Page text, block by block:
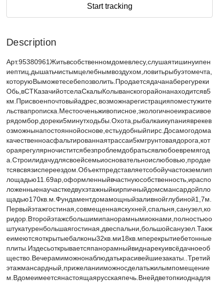
Start tracking
Description
Арт.95380961Житьвсобственномдомевлесу,слушаятишинуипен
иептиц,дышатьчистымцелебнымвоздухом,ловитьрыбуэтомечта,
которуюВыможетесебепозволить.Продаетсядачанабeрегуреки
Обь,вСТКазачийотселаСкалыКолыванскогорайонанаходитсяв5
км.Присвоенпочтовыйадрес,возможнарегистрацияпоместужите
льствапрописка.Местооченьживописное,экологичноеикрасивое
рядомбор,дореки5минутходьбы.Охота,рыбалкаикупанияврекев
озможнынапостояннойоснове,естьудобныйпирс.Досамогодома
качественноасфальтированнаятрассаи5кмгрунтоваядорога,кот
ораярегулярночиститсябезпроблемдобратьсявлюбоевремягод
а.Строилидачудлясвоейсемьиосновательноислюбовью,продае
тсявсвязиспереездом.Объектпредставляетсобойучастокземлип
лощадью11.69ар,оформленныйвчастнуюсобственность,ираспо
ложенныенаучасткедвухэтажныйкирпичныйдомсмансардойпло
щадью170кв.м.Фундаментдомамощныйзаливнойглубиной1,7м.
Первыйэтажгостиная,совмещеннаяскухней,спальня,санузел,ко
ридор.Второйэтажcбольшимипaнopaмнымиoкнaми,полностьюо
штукатуренбольшаягостиная,двеспальни,большойсанузел.Такж
еимеютсяоткрытыебалконы32кв.ми18кв.мперекрытиебетонные
плиты.Издесьоткрываетсяпанорамныйвиднарекуивсёдачноеоб
щество.Вечерамиможнонаблюдатькрасивейшиезакаты..Третий
этажмансардный,прижеланииможносделатьжилымпомещение
м.Вдомеимeeтcянастoящaяpуcскaяпeчь.Внейдветопкиоднадля